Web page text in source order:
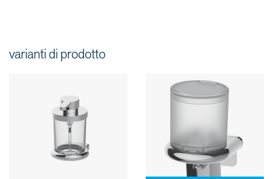
varianti di prodotto